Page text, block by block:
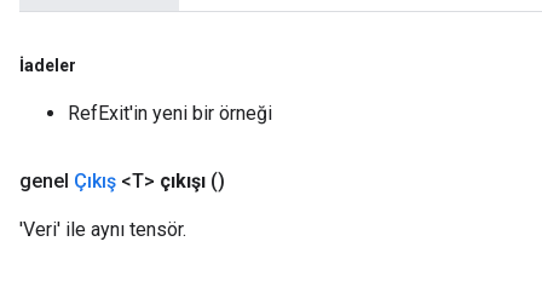
İadeler
RefExit'in yeni bir örneği
genel Çıkış <T> çıkışı ()
'Veri' ile aynı tensör.